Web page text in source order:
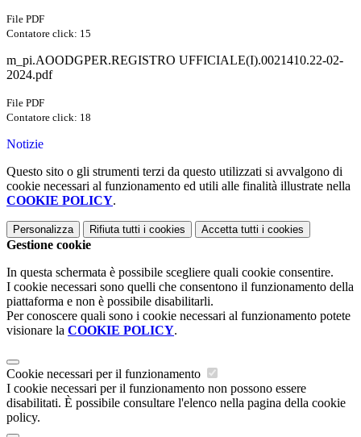
File PDF
Contatore click: 15
m_pi.AOODGPER.REGISTRO UFFICIALE(I).0021410.22-02-
2024.pdf
File PDF
Contatore click: 18
Notizie
Questo sito o gli strumenti terzi da questo utilizzati si avvalgono di
cookie necessari al funzionamento ed utili alle finalità illustrate nella
COOKIE POLICY.
Personalizza Rifiuta tutti i cookies Accetta tutti i cookies
Gestione cookie
In questa schermata è possibile scegliere quali cookie consentire.
I cookie necessari sono quelli che consentono il funzionamento della
piattaforma e non è possibile disabilitarli.
Per conoscere quali sono i cookie necessari al funzionamento potete
visionare la COOKIE POLICY.
Cookie necessari per il funzionamento
I cookie necessari per il funzionamento non possono essere
disabilitati. È possibile consultare l'elenco nella pagina della cookie
policy.